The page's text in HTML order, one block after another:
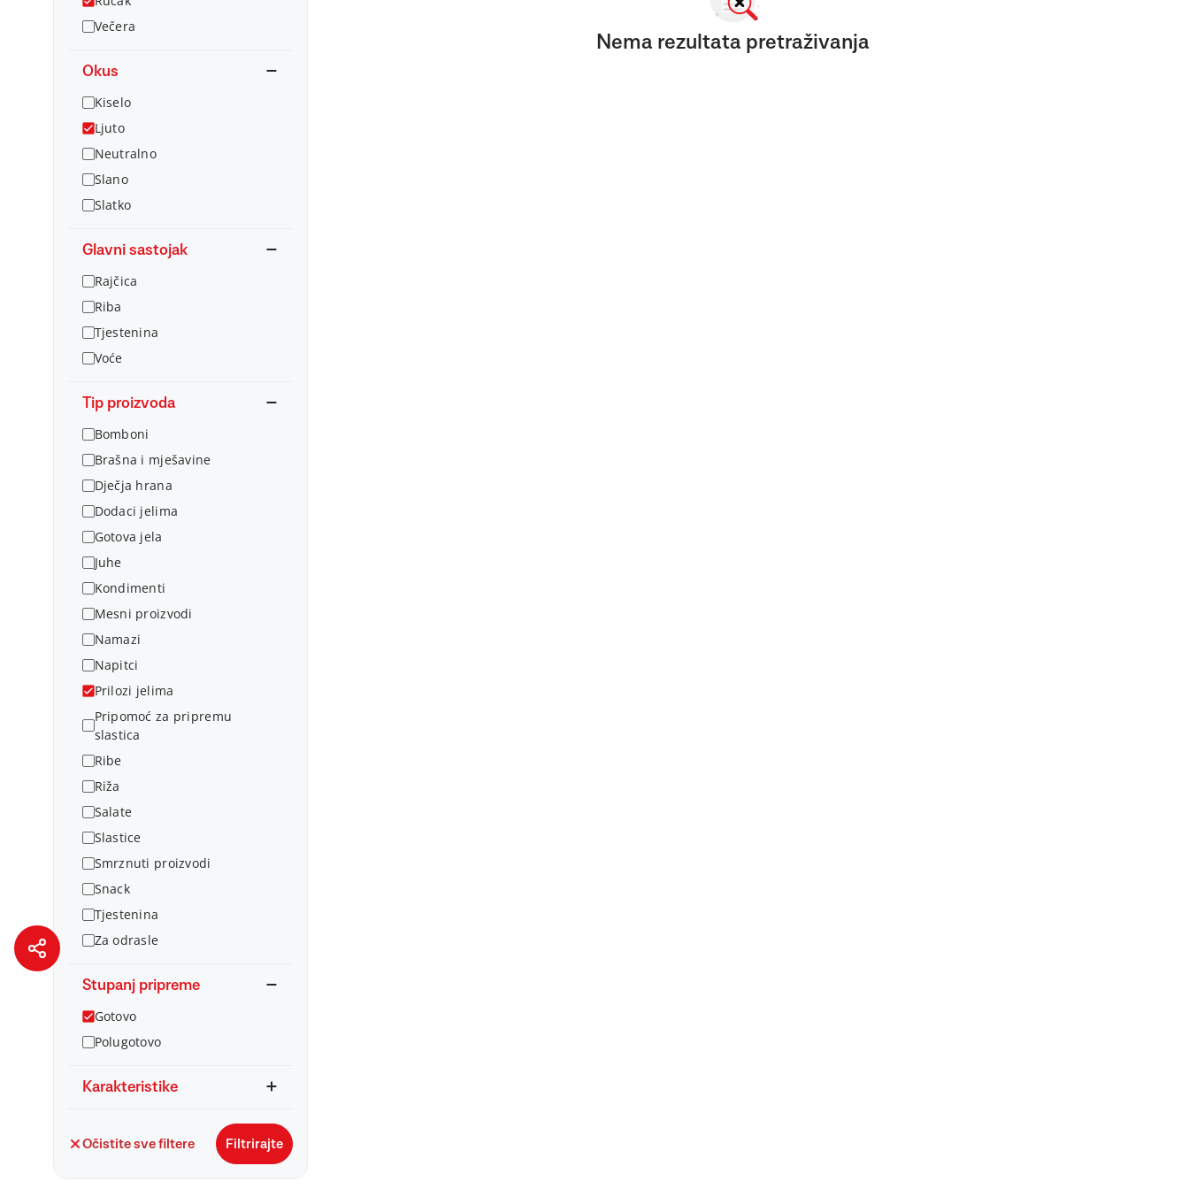
Večera
Okus
Kiselo
Ljuto
Neutralno
Slano
Slatko
Glavni sastojak
Rajčica
Riba
Tjestenina
Voće
Tip proizvoda
Bomboni
Brašna i mješavine
Dječja hrana
Dodaci jelima
Gotova jela
Juhe
Kondimenti
Mesni proizvodi
Namazi
Napitci
Prilozi jelima
Pripomoć za pripremu
slastica
Ribe
Riža
Salate
Slastice
Smrznuti proizvodi
Snack
Tjestenina
Za odrasle
Stupanj pripreme
Gotovo
Polugotovo
Karakteristike
Očistite sve filtere Filtrirajte
Nema rezultata pretraživanja